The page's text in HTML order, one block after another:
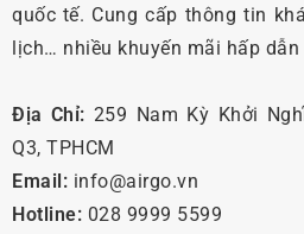
quốc tế. Cung cấp thông tin
lịch… nhiều khuyến mãi hấp dẫn
Địa Chỉ: 259 Nam Kỳ Khởi
Q3, TPHCM
Email: info@airgo.vn
Hotline: 028 9999 5599